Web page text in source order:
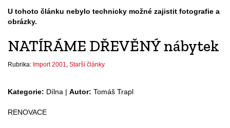
U tohoto článku nebylo technicky možné zajistit fotografie a
obrázky.
NATÍRÁME DŘEVĚNÝ nábytek
Rubrika: Import 2001 Starší články
Kategorie: Dílna | Autor: Tomáš Trapl
RENOVACE